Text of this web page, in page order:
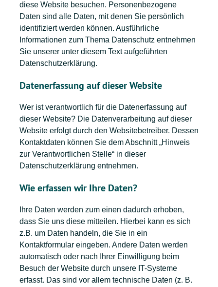
diese Website besuchen. Personenbezogene
Daten sind alle Daten, mit denen Sie persönlich
identifiziert werden können. Ausführliche
Informationen zum Thema Datenschutz entnehmen
Sie unserer unter diesem Text aufgeführten
Datenschutzerklärung.
Datenerfassung auf dieser Website
Wer ist verantwortlich für die Datenerfassung auf
dieser Website? Die Datenverarbeitung auf dieser
Website erfolgt durch den Websitebetreiber. Dessen
Kontaktdaten können Sie dem Abschnitt „Hinweis
zur Verantwortlichen Stelle“ in dieser
Datenschutzerklärung entnehmen.
Wie erfassen wir Ihre Daten?
Ihre Daten werden zum einen dadurch erhoben,
dass Sie uns diese mitteilen. Hierbei kann es sich
z.B. um Daten handeln, die Sie in ein
Kontaktformular eingeben. Andere Daten werden
automatisch oder nach Ihrer Einwilligung beim
Besuch der Website durch unsere IT-Systeme
erfasst. Das sind vor allem technische Daten (z. B.